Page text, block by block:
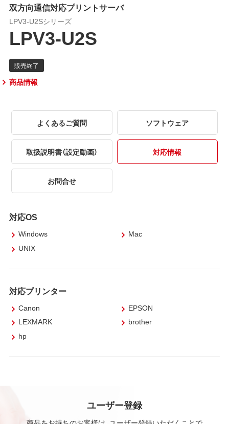
双方向通信対応プリントサーバ
LPV3-U2Sシリーズ
LPV3-U2S
商品情報
よくあるご質問 ソフトウェア
取扱説明書（設定動画） 対応情報
お問合せ
対応OS
Windows
Mac
UNIX
対応プリンター
Canon
EPSON
LEXMARK
brother
hp
ユーザー登録